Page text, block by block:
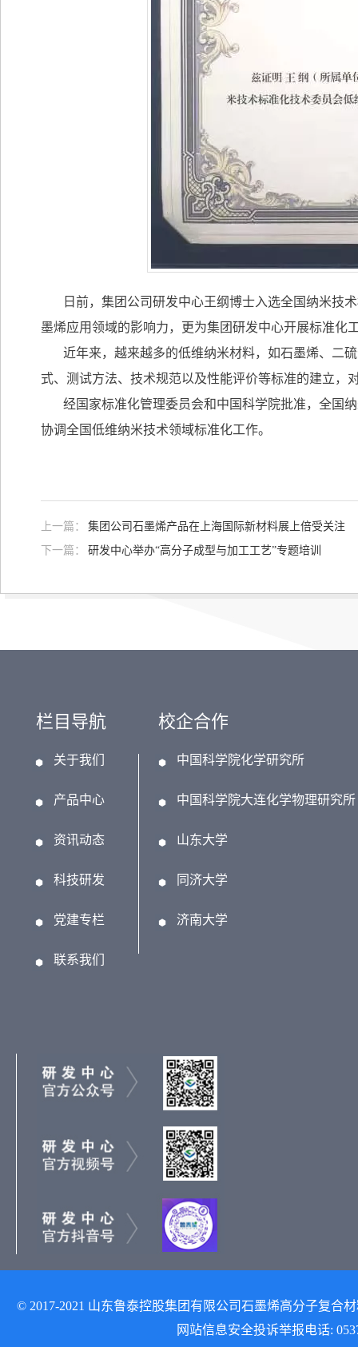
日前，集团公司研发中心王纲博士入选全国纳米技术
墨烯应用领域的影响力，更为集团研发中心开展标准化
近年来，越来越多的低维纳米材料，如石墨烯、二
式、测试方法、技术规范以及性能评价等标准的建立，
经国家标准化管理委员会和中国科学院批准，全国
协调全国低维纳米技术领域标准化工作。
上一篇：
集团公司石墨烯产品在上海国际新材料展上倍受关注
下一篇：
研发中心举办“高分子成型与加工工艺”专题培训
栏目导航
关于我们
产品中心
资讯动态
科技研发
党建专栏
联系我们
校企合作
中国科学院化学研究所
中国科学院大连化学物理研究所
山东大学
同济大学
济南大学
© 2017-2021 山东鲁泰控股集团有限公司石墨烯高分子复合
网站信息安全投诉举报电话: